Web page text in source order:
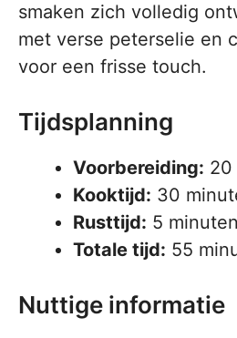
smaken zich volledig
met verse peterselie en
voor een frisse touch.
Tijdsplanning
Voorbereiding: 20
Kooktijd: 30
Rusttijd: 5 minuten
Totale tijd: 55
Nuttige informatie